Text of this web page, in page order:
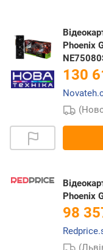
Phoenix
130
Phoenix
98